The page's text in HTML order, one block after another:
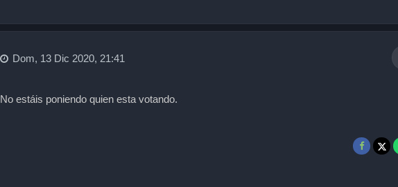
Dom, 13 Dic 2020, 21:41
No estáis poniendo quien esta votando.